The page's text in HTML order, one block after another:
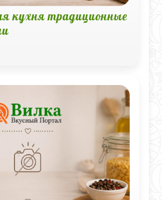
кухня традиционные